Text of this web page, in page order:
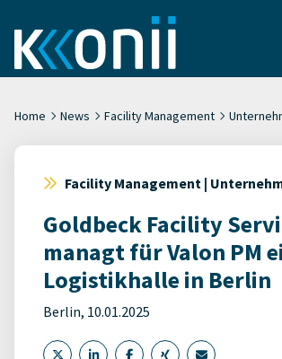
Home News Facility Management
Facility Management |
Goldbeck Facility
managt für Valon PM
Logistikhalle in Berlin
Berlin, 10.01.2025